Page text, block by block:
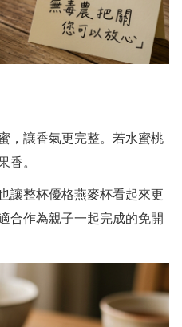
，讓香氣更完整。若水蜜桃
香。
讓整杯優格燕麥杯看起來更
合作為親子一起完成的免開